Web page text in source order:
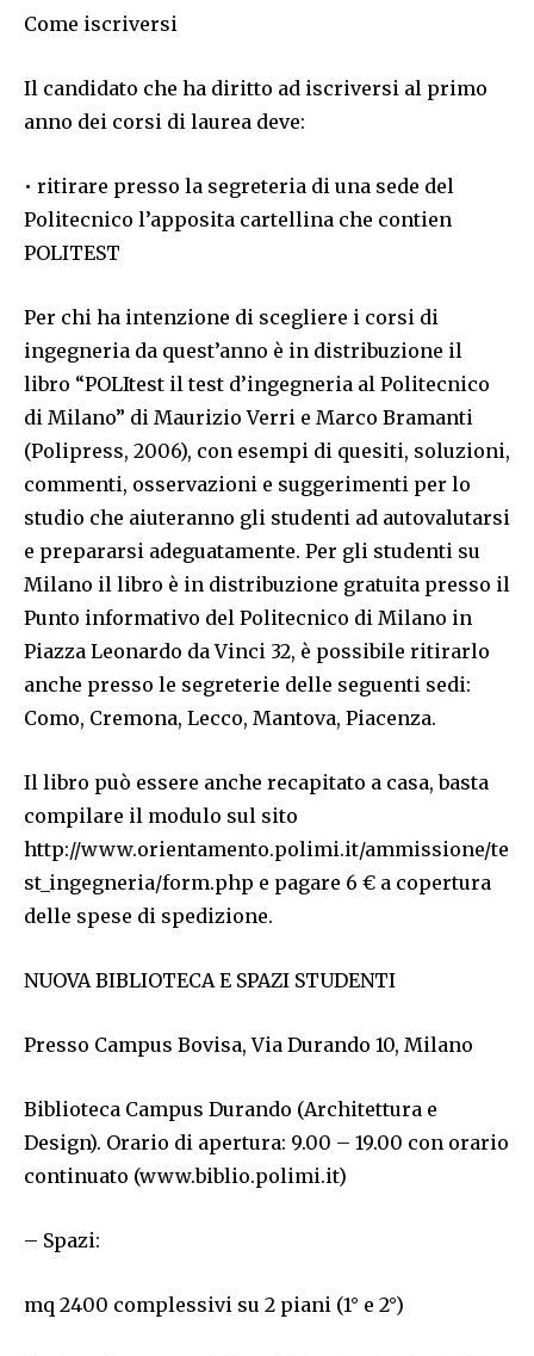
Come iscriversi
Il candidato che ha diritto ad iscriversi al primo
anno dei corsi di laurea deve:
• ritirare presso la segreteria di una sede del
Politecnico l’apposita cartellina che contien
POLITEST
Per chi ha intenzione di scegliere i corsi di
ingegneria da quest’anno è in distribuzione il
libro “POLItest il test d’ingegneria al Politecnico
di Milano” di Maurizio Verri e Marco Bramanti
(Polipress, 2006), con esempi di quesiti, soluzioni,
commenti, osservazioni e suggerimenti per lo
studio che aiuteranno gli studenti ad autovalutarsi
e prepararsi adeguatamente. Per gli studenti su
Milano il libro è in distribuzione gratuita presso il
Punto informativo del Politecnico di Milano in
Piazza Leonardo da Vinci 32, è possibile ritirarlo
anche presso le segreterie delle seguenti sedi:
Como, Cremona, Lecco, Mantova, Piacenza.
Il libro può essere anche recapitato a casa, basta
compilare il modulo sul sito
http://www.orientamento.polimi.it/ammissione/te
st_ingegneria/form.php e pagare 6 € a copertura
delle spese di spedizione.
NUOVA BIBLIOTECA E SPAZI STUDENTI
Presso Campus Bovisa, Via Durando 10, Milano
Biblioteca Campus Durando (Architettura e
Design). Orario di apertura: 9.00 – 19.00 con orario
continuato (www.biblio.polimi.it)
– Spazi:
mq 2400 complessivi su 2 piani (1° e 2°)